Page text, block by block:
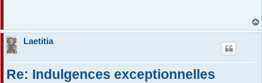
Laetitia
Re: Indulgences exceptionnelles